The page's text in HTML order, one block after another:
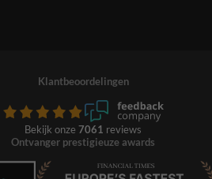
Klantbeoordelingen
Bekijk onze 7061 reviews
Ontvanger prestigieuze awards